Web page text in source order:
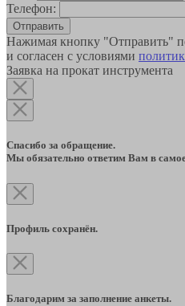
Телефон:
Отправить
Нажимая кнопку "Отправить"
и согласен с условиями
Заявка на прокат инструмента
Спасибо за обращение.
Мы обязательно ответим Вам в
Профиль сохранён.
Благодарим за заполнение анкеты.